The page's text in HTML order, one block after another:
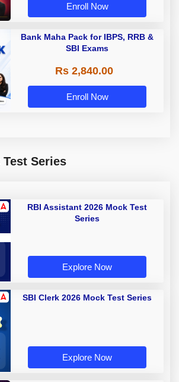
Enroll Now
Bank Maha Pack for IBPS, RRB &
SBI Exams
Rs 2,840.00
Enroll Now
Series
RBI Assistant 2026 Mock Test
Series
Explore Now
SBI Clerk 2026 Mock Test Series
Explore Now